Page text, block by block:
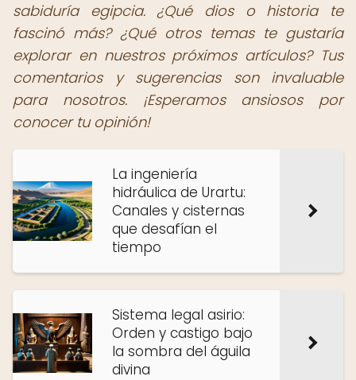
sabiduría egipcia. ¿Qué dios o historia te
fascinó más? ¿Qué otros temas te gustaría
explorar en nuestros próximos artículos? Tus
comentarios y sugerencias son invaluable
para nosotros. ¡Esperamos ansiosos por
conocer tu opinión!
La ingeniería
hidráulica de Urartu:
Canales y cisternas
que desafían el
tiempo
Sistema legal asirio:
Orden y castigo bajo
la sombra del águila
divina